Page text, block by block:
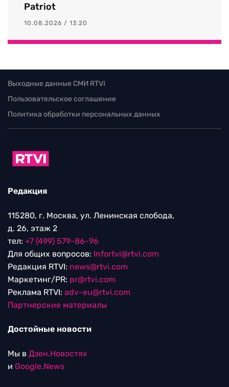
Patriot
10.08.2026 / 13:20
Выходные данные СМИ RTVI
Пользовательское соглашение
Политика обработки персональных данных
Редакция
115280, г. Москва, ул. Ленинская слобода,
д. 26, этаж 2
тел: +7 (499) 579-86-96
Для общих вопросов: Infortvi@rtvi.com
Редакция RTVI: news@rtvi.com
Маркетинг/PR: pr@rtvi.com
Реклама RTVI: adv-eu@rtvi.com
Партнерские материалы
Достойные новости
Мы в Дзен.Новостях
и Google.News